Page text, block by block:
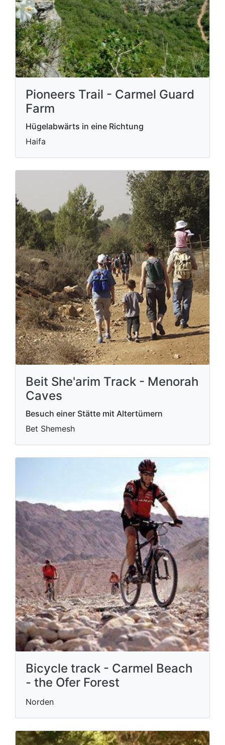
Pioneers Trail - Carmel Guard
Farm
Hügelabwärts in eine Richtung
Haifa
Beit She'arim Track - Menorah
Caves
Besuch einer Stätte mit Altertümern
Bet Shemesh
Bicycle track - Carmel Beach
- the Ofer Forest
Norden